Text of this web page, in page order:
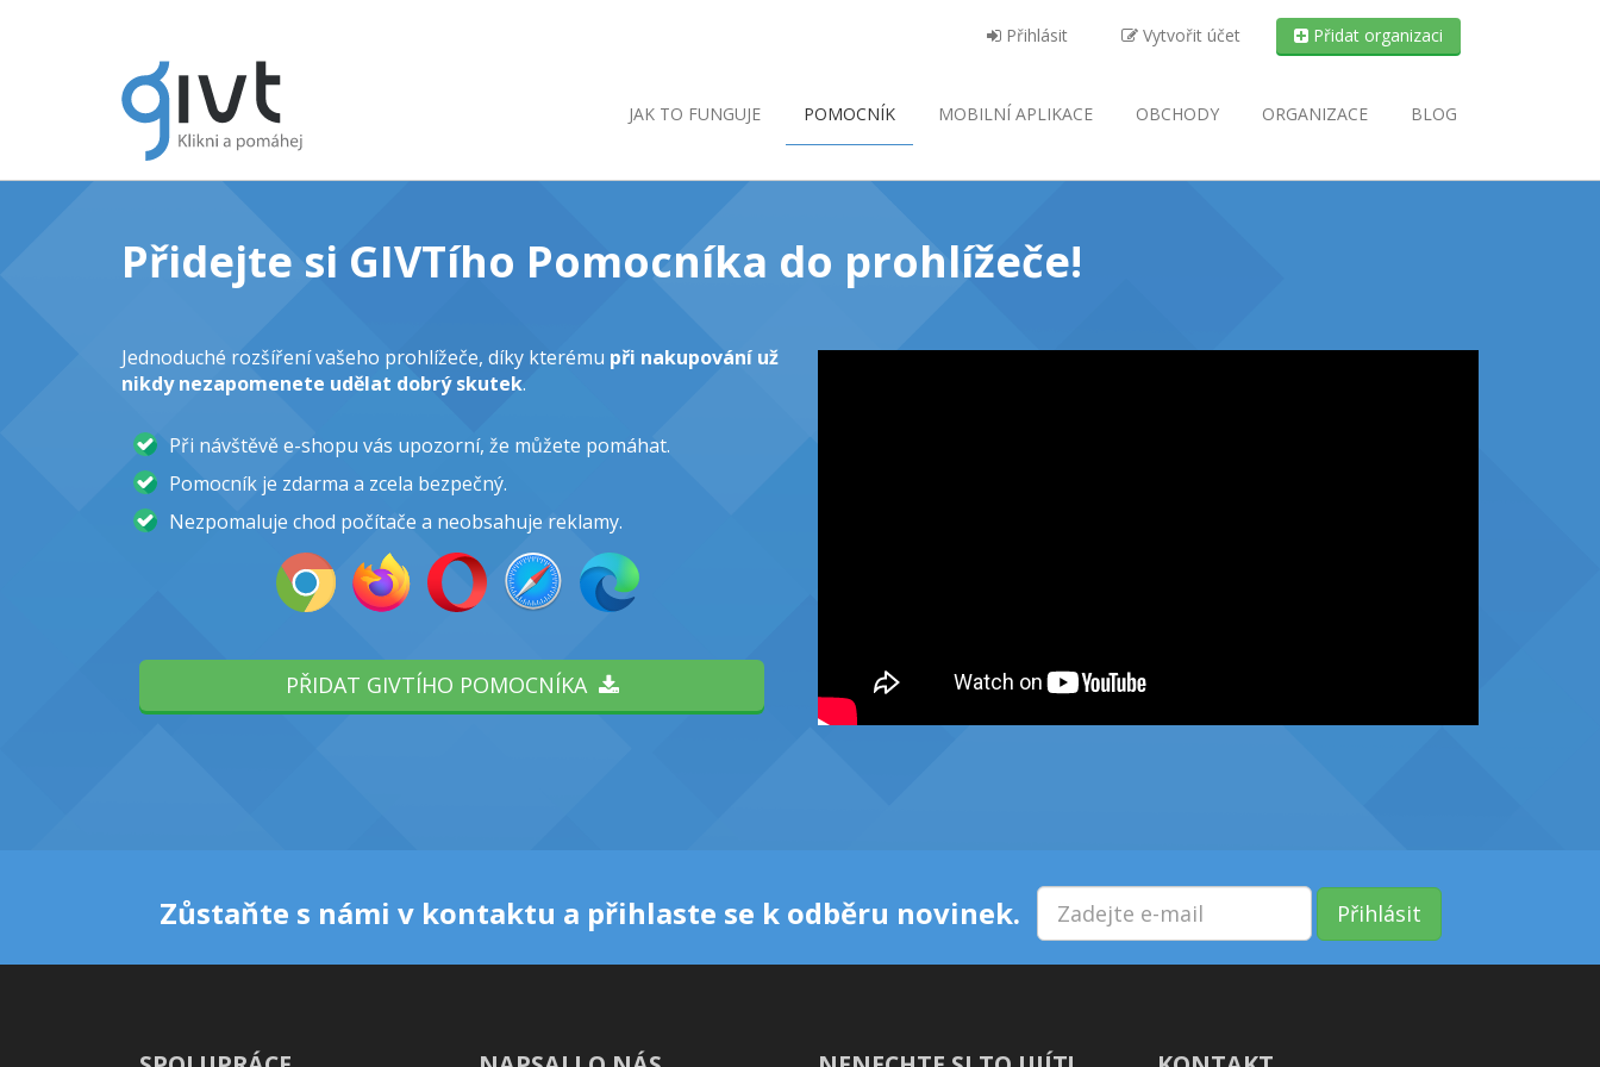
Přihlásit Vytvořit účet Přidat organizaci
JAK TO FUNGUJE POMOCNÍK MOBILNÍ APLIKACE OBCHODY ORGANIZACE BLOG
Přidejte si GIVTího Pomocníka do prohlížeče!
Jednoduché rozšíření vašeho prohlížeče, díky kterému při nakupování už
nikdy nezapomenete udělat dobrý skutek.
Při návštěvě e-shopu vás upozorní, že můžete pomáhat.
Pomocník je zdarma a zcela bezpečný.
Nezpomaluje chod počítače a neobsahuje reklamy.
PŘIDAT GIVTÍHO POMOCNÍKA
Zůstaňte s námi v kontaktu a přihlaste se k odběru novinek. Přihlásit